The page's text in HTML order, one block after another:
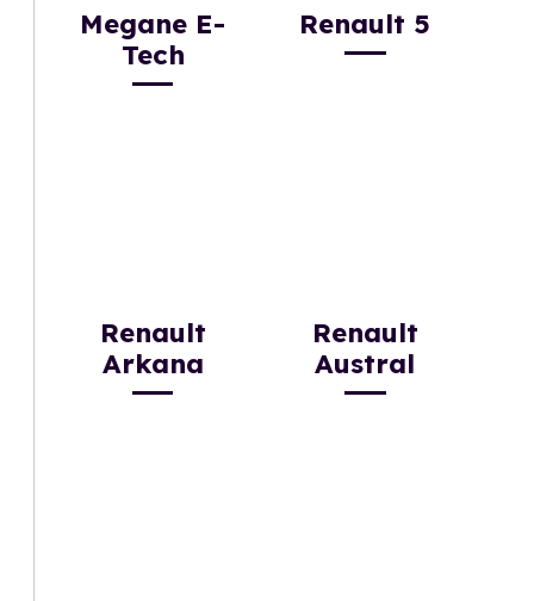
Megane E-
Tech
Renault 5
Renault
Arkana
Renault
Austral